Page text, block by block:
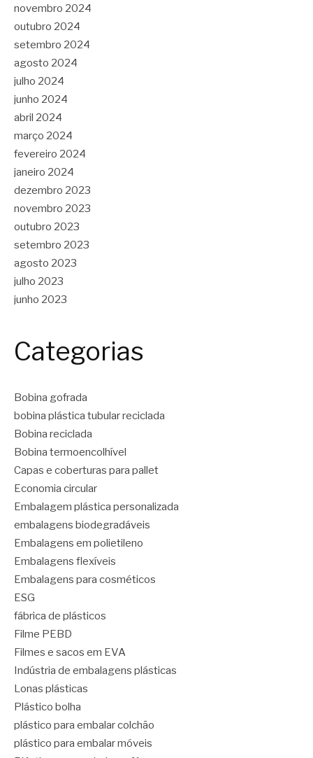
novembro 2024
outubro 2024
setembro 2024
agosto 2024
julho 2024
junho 2024
abril 2024
março 2024
fevereiro 2024
janeiro 2024
dezembro 2023
novembro 2023
outubro 2023
setembro 2023
agosto 2023
julho 2023
junho 2023
Categorias
Bobina gofrada
bobina plástica tubular reciclada
Bobina reciclada
Bobina termoencolhível
Capas e coberturas para pallet
Economia circular
Embalagem plástica personalizada
embalagens biodegradáveis
Embalagens em polietileno
Embalagens flexíveis
Embalagens para cosméticos
ESG
fábrica de plásticos
Filme PEBD
Filmes e sacos em EVA
Indústria de embalagens plásticas
Lonas plásticas
Plástico bolha
plástico para embalar colchão
plástico para embalar móveis